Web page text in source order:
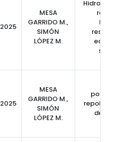
2025
MESA
GARRIDO M.,
SIMÓN
LÓPEZ M.
2025
MESA
GARRIDO M.,
SIMÓN
LÓPEZ M.
política